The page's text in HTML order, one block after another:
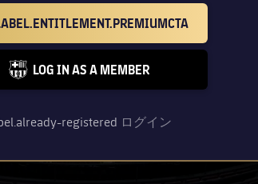
LOG IN AS A MEMBER
registered ログイン